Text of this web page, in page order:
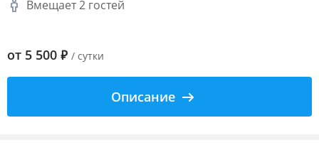
Вмещает 2 гостей
от 5 500 ₽ / сутки
Описание